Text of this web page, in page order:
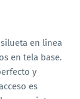
silueta en línea
en tela base.
y
es